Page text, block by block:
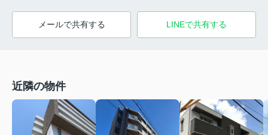
メールで共有する LINEで共有する
近隣の物件